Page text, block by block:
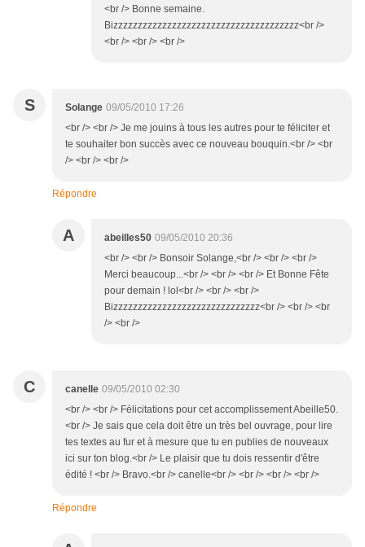
<br /> Bonne semaine.
Bizzzzzzzzzzzzzzzzzzzzzzzzzzzzzzzzzzzzzz<br />
<br /> <br /> <br />
S Solange 09/05/2010 17:26
<br /> <br /> Je me jouins à tous les autres pour te féliciter et
te souhaiter bon succès avec ce nouveau bouquin.<br /> <br
/> <br /> <br />
Répondre
A abeilles50 09/05/2010 20:36
<br /> <br /> Bonsoir Solange,<br /> <br /> <br />
Merci beaucoup...<br /> <br /> <br /> Et Bonne Fête
pour demain ! lol<br /> <br /> <br />
Bizzzzzzzzzzzzzzzzzzzzzzzzzzzzzz<br /> <br /> <br
/> <br />
C canelle 09/05/2010 02:30
<br /> <br /> Félicitations pour cet accomplissement Abeille50.
<br /> Je sais que cela doit être un très bel ouvrage, pour lire
tes textes au fur et à mesure que tu en publies de nouveaux
ici sur ton blog.<br /> Le plaisir que tu dois ressentir d'être
édité ! <br /> Bravo.<br /> canelle<br /> <br /> <br /> <br />
Répondre